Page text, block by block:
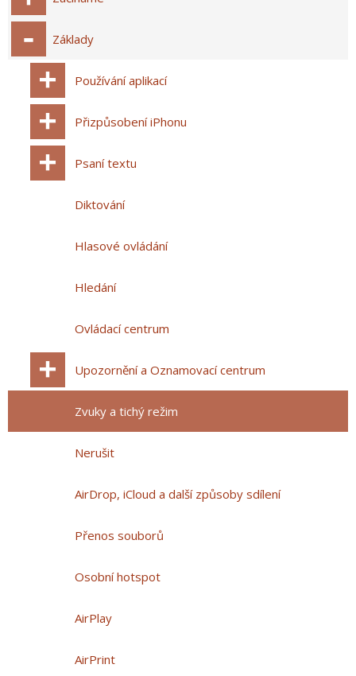
Základy
Používání aplikací
Přizpůsobení iPhonu
Psaní textu
Diktování
Hlasové ovládání
Hledání
Ovládací centrum
Upozornění a Oznamovací centrum
Zvuky a tichý režim
Nerušit
AirDrop, iCloud a další způsoby sdílení
Přenos souborů
Osobní hotspot
AirPlay
AirPrint